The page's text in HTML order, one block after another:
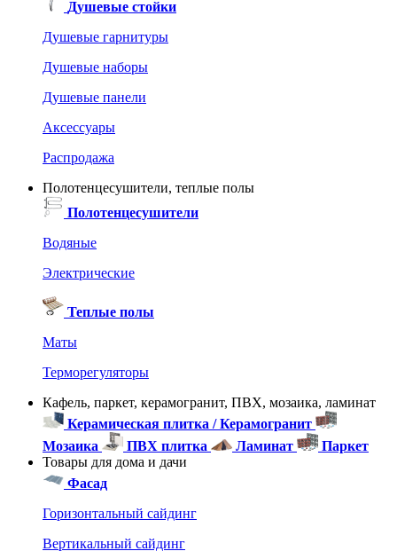
Душевые стойки
Душевые гарнитуры
Душевые наборы
Душевые панели
Аксессуары
Распродажа
Полотенцесушители, теплые полы
Полотенцесушители
Водяные
Электрические
Теплые полы
Маты
Терморегуляторы
Кафель, паркет, керамогранит, ПВХ, мозаика, ламинат
Керамическая плитка / Керамогранит
Мозаика
ПВХ плитка Ламинат
Паркет
Товары для дома и дачи
Фасад
Горизонтальный сайдинг
Вертикальный сайдинг